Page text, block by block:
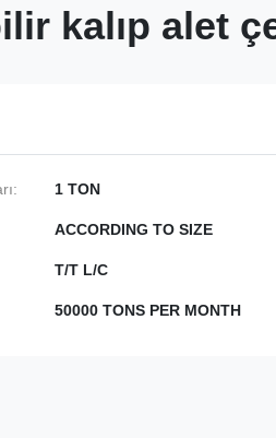
kalıp alet
1 TON
ACCORDING TO SIZE
T/T L/C
50000 TONS PER MONTH